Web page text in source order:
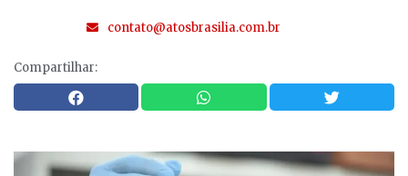
contato@atosbrasilia.com.br
Compartilhar: